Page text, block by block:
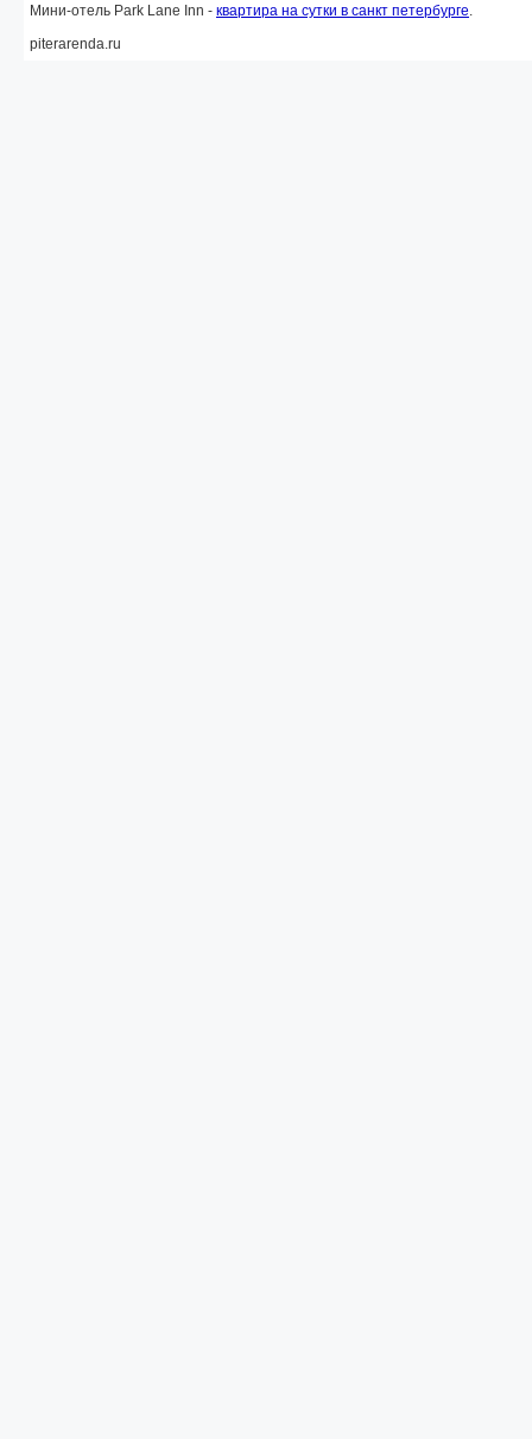
Мини-отель Park Lane Inn - квартира на сутки в санкт петербурге
piterarenda.ru